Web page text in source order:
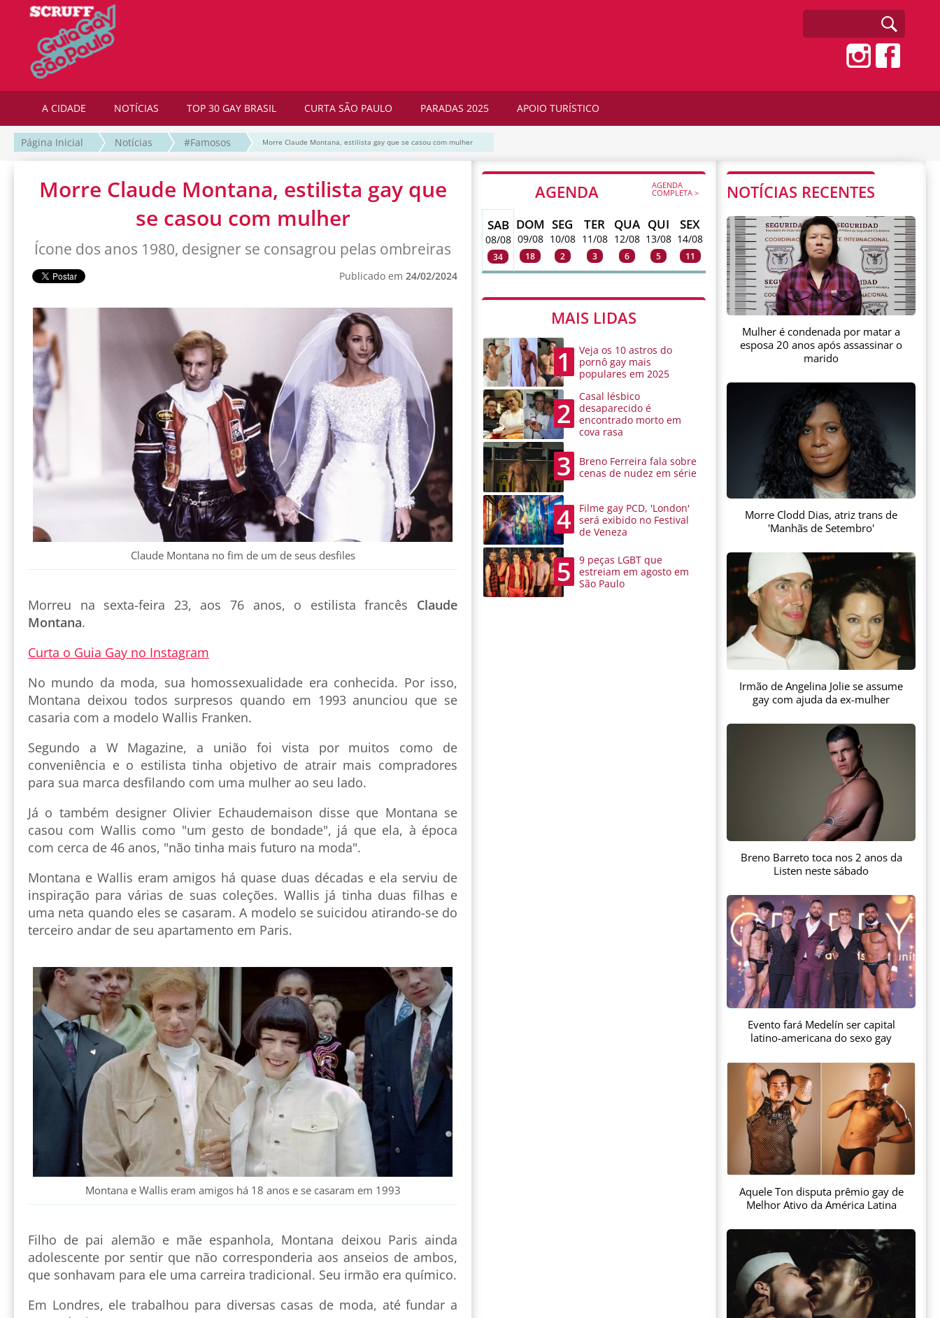
A CIDADE NOTÍCIAS TOP 30 GAY BRASIL CURTA SÃO PAULO PARADAS 2025 APOIO TURÍSTICO
Página Inicial Notícias #Famosos Morre Claude Montana, estilista gay que se casou com mulher
Morre Claude Montana, estilista gay que
se casou com mulher
Ícone dos anos 1980, designer se consagrou pelas ombreiras
Publicado em 24/02/2024
Claude Montana no fim de um de seus desfiles
Morreu na sexta-feira 23, aos 76 anos, o estilista francês Claude
Montana.
Curta o Guia Gay no Instagram
No mundo da moda, sua homossexualidade era conhecida. Por isso,
Montana deixou todos surpresos quando em 1993 anunciou que se
casaria com a modelo Wallis Franken.
Segundo a W Magazine, a união foi vista por muitos como de
conveniência e o estilista tinha objetivo de atrair mais compradores
para sua marca desfilando com uma mulher ao seu lado.
Já o também designer Olivier Echaudemaison disse que Montana se
casou com Wallis como "um gesto de bondade", já que ela, à época
com cerca de 46 anos, "não tinha mais futuro na moda".
Montana e Wallis eram amigos há quase duas décadas e ela serviu de
inspiração para várias de suas coleções. Wallis já tinha duas filhas e
uma neta quando eles se casaram. A modelo se suicidou atirando-se do
terceiro andar de seu apartamento em Paris.
Montana e Wallis eram amigos há 18 anos e se casaram em 1993
Filho de pai alemão e mãe espanhola, Montana deixou Paris ainda
adolescente por sentir que não corresponderia aos anseios de ambos,
que sonhavam para ele uma carreira tradicional. Seu irmão era químico.
Em Londres, ele trabalhou para diversas casas de moda, até fundar a
AGENDA AGENDA
COMPLETA >
SAB
08/08
34
DOM
09/08
18
SEG
10/08
2
TER
11/08
3
QUA
12/08
6
QUI
13/08
5
SEX
14/08
11
MAIS LIDAS
1
Veja os 10 astros do
pornô gay mais
populares em 2025
2
Casal lésbico
desaparecido é
encontrado morto em
cova rasa
3
Breno Ferreira fala sobre
cenas de nudez em série
4
Filme gay PCD, 'London'
será exibido no Festival
de Veneza
5
9 peças LGBT que
estreiam em agosto em
São Paulo
NOTÍCIAS RECENTES
Mulher é condenada por matar a
esposa 20 anos após assassinar o
marido
Morre Clodd Dias, atriz trans de
'Manhãs de Setembro'
Irmão de Angelina Jolie se assume
gay com ajuda da ex-mulher
Breno Barreto toca nos 2 anos da
Listen neste sábado
Evento fará Medelín ser capital
latino-americana do sexo gay
Aquele Ton disputa prêmio gay de
Melhor Ativo da América Latina